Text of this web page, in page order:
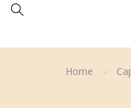
Search
Home